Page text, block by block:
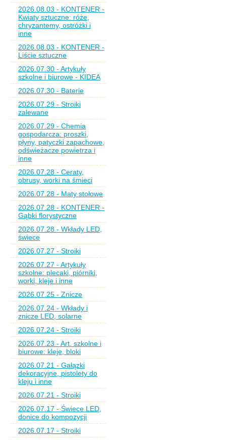
2026.08.03 - KONTENER -
Kwiaty sztuczne: róże,
chryzantemy, ostróżki i
inne
2026.08.03 - KONTENER -
Liście sztuczne
2026.07.30 - Artykuły
szkolne i biurowe - KIDEA
2026.07.30 - Baterie
2026.07.29 - Stroiki
zalewane
2026.07.29 - Chemia
gospodarcza: proszki,
płyny, patyczki zapachowe,
odświeżacze powietrza i
inne
2026.07.28 - Ceraty,
obrusy, worki na śmieci
2026.07.28 - Maty stołowe
2026.07.28 - KONTENER -
Gąbki florystyczne
2026.07.28 - Wkłady LED,
świece
2026.07.27 - Stroiki
2026.07.27 - Artykuły
szkolne: plecaki, piórniki,
worki, kleje i inne
2026.07.25 - Znicze
2026.07.24 - Wkłady i
znicze LED, solarne
2026.07.24 - Stroiki
2026.07.23 - Art. szkolne i
biurowe: kleje, bloki
2026.07.21 - Gałązki
dekoracyjne, pistolety do
kleju i inne
2026.07.21 - Stroiki
2026.07.17 - Świece LED,
donice do kompozycji
2026.07.17 - Stroiki